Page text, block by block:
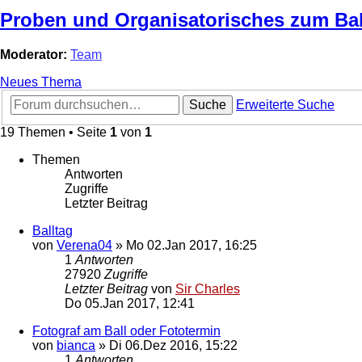
Proben und Organisatorisches zum
Moderator: Team
Neues Thema
Suche
Erweiterte Suche
19 Themen • Seite 1 von 1
Themen
Antworten
Zugriffe
Letzter Beitrag
Balltag
von Verena04 » Mo 02.Jan 2017, 16:25
1 Antworten
27920 Zugriffe
Letzter Beitrag von Sir Charles
Do 05.Jan 2017, 12:41
Fotograf am Ball oder Fototermin
von bianca » Di 06.Dez 2016, 15:22